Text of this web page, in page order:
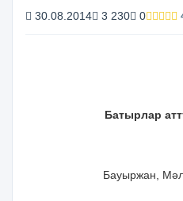
30.08.2014 3 230 0
Батырлар
Бауыржан,